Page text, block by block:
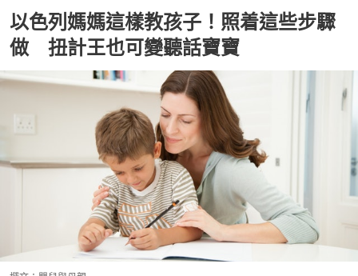
以色列媽媽這樣教孩子！照着這些步驟
做 扭計王也可變聽話寶寶